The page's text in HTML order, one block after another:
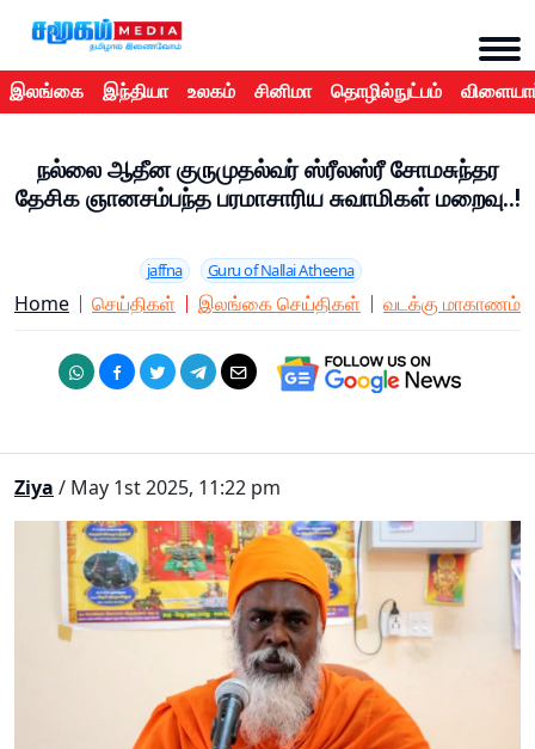
இலங்கை இந்தியா உலகம் சினிமா தொழில்நுட்பம்
நல்லை ஆதீன குருமுதல்வர் ஸ்ரீலஸ்ரீ சோமசுந்தர
தேசிக ஞானசம்பந்த பரமாசாரிய சுவாமிகள் மறைவு..!
jaffna Guru of Nallai Atheena
Home செய்திகள் இலங்கை செய்திகள் வடக்கு மாகாணம்
Ziya / May 1st 2025, 11:22 pm